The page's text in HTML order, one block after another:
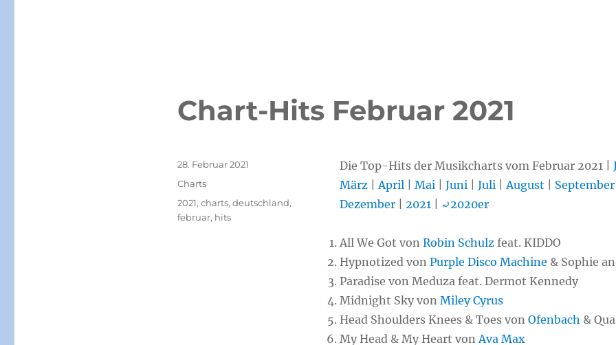
Chart-Hits Februar 2021
Die Top-Hits der Musikcharts vom Februar 2021 |
März |April |Mai |Juni |Juli |August September
Dezember |2021 ⤾2020er
All We Got vonRobin Schulz feat. KIDDO
Hypnotized vonPurple Disco Machine & Sophie
Paradise von Meduza feat. Dermot Kennedy
Midnight Sky vonMiley Cyrus
Head Shoulders Knees & Toes vonOfenbach &
My Head & My Heart vonAva Max
Veröffentlicht
am
28. Februar 2021
Kategorien
Charts
Schlagwörter
2021, charts, deutschland,
februar, hits